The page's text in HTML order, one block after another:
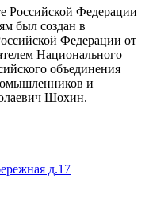
Российской Федерации
был создан в
Федерации от
Национального
объединения
и
Шохин.
д.17